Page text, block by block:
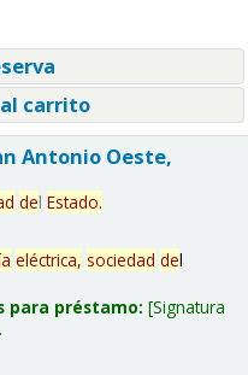
carrito
Antonio Oeste,
del Estado.
eléctrica, sociedad del
para préstamo: Signatura